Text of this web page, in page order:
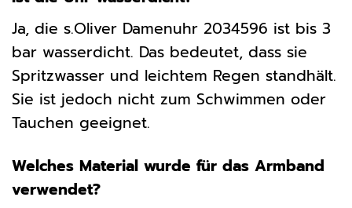
Ja, die s.Oliver Damenuhr 2034596 ist bis 3
bar wasserdicht. Das bedeutet, dass sie
Spritzwasser und leichtem Regen standhält.
Sie ist jedoch nicht zum Schwimmen oder
Tauchen geeignet.
Welches Material wurde für das Armband
verwendet?